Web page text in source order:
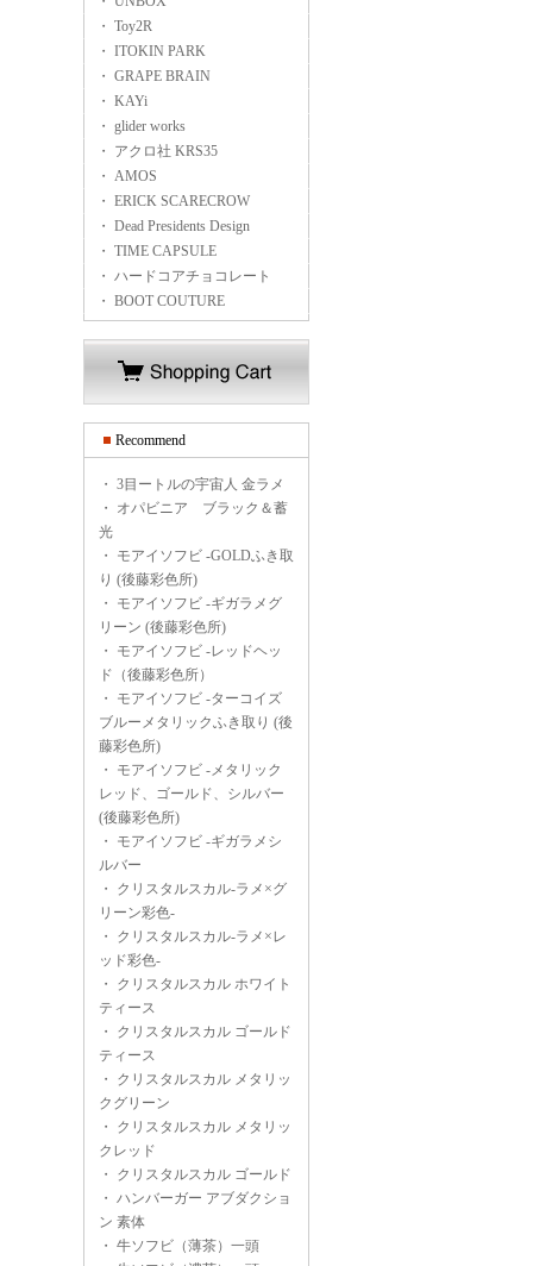
・ Toy2R
・ ITOKIN PARK
・ GRAPE BRAIN
・ KAYi
・ glider works
・ アクロ社 KRS35
・ AMOS
・ ERICK SCARECROW
・ Dead Presidents Design
・ TIME CAPSULE
・ ハードコアチョコレート
・ BOOT COUTURE
Recommend
・ 3目ートルの宇宙人 金ラメ
・ オパビニア ブラック＆蓄
光
・ モアイソフビ -GOLDふき取
り (後藤彩色所)
・ モアイソフビ -ギガラメグ
リーン (後藤彩色所)
・ モアイソフビ -レッドヘッ
ド（後藤彩色所）
・ モアイソフビ -ターコイズ
ブルーメタリックふき取り (後
藤彩色所)
・ モアイソフビ -メタリック
レッド、ゴールド、シルバー
(後藤彩色所)
・ モアイソフビ -ギガラメシ
ルバー
・ クリスタルスカル-ラメ×グ
リーン彩色-
・ クリスタルスカル-ラメ×レ
ッド彩色-
・ クリスタルスカル ホワイト
ティース
・ クリスタルスカル ゴールド
ティース
・ クリスタルスカル メタリッ
クグリーン
・ クリスタルスカル メタリッ
クレッド
・ クリスタルスカル ゴールド
・ ハンバーガー アブダクショ
ン 素体
・ 牛ソフビ（薄茶）一頭